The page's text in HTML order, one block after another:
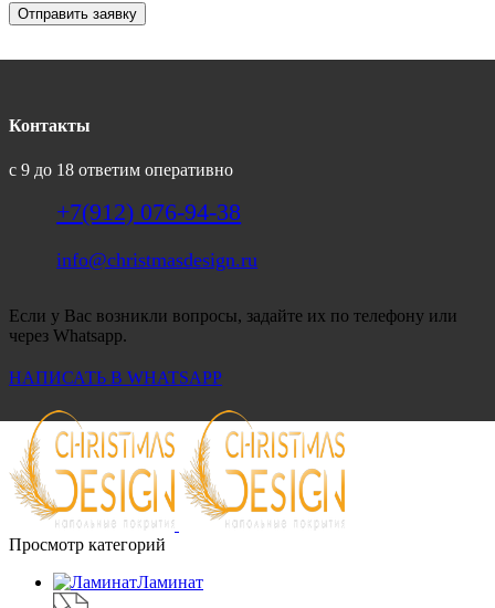
Отправить заявку
Контакты
с 9 до 18 ответим оперативно
+7(912) 076-94-38
info@christmasdesign.ru
Если у Вас возникли вопросы, задайте их по телефону или
через Whatsapp.
НАПИСАТЬ В WHATSAPP
Просмотр категорий
Ламинат